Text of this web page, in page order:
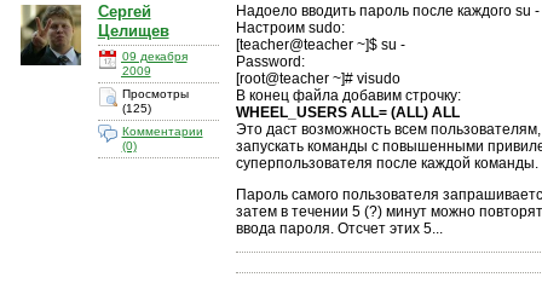
Сергей
Целищев
09 декабря
2009
Просмотры
(125)
Комментарии
(0)
Надоело вводить пароль после каждого su -
Настроим sudo:
[teacher@teacher ~]$ su -
Password:
[root@teacher ~]# visudo
В конец файла добавим строчку:
WHEEL_USERS ALL= (ALL) ALL
Это даст возможность всем
запускать команды с повышенными
суперпользователя после каждой команды.
Пароль самого пользователя
затем в течении 5 (?) минут можно
ввода пароля. Отсчет этих 5...